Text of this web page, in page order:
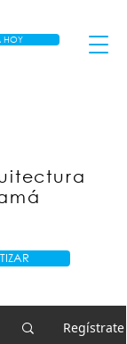
HOY
Regístrate